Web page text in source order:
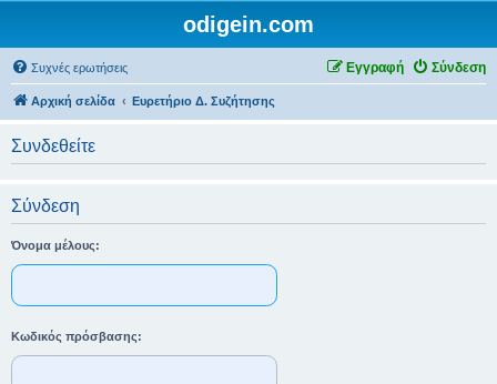
odigein.com
Συχνές ερωτήσεις Σύνδεση
Εγγραφή
Αρχική σελίδα Ευρετήριο Δ. Συζήτησης
Συνδεθείτε
Σύνδεση
Όνομα μέλους:
Κωδικός πρόσβασης: